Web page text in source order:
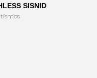
SISNID